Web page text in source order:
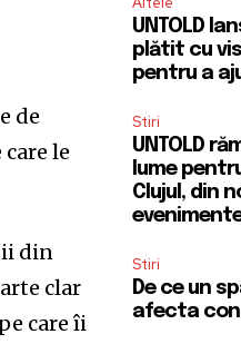
de
le
din
clar
care îi
UNTOLD
plătit cu
pentru a
Stiri
UNTOLD
lume
Clujul, din
Stiri
De ce un
afecta